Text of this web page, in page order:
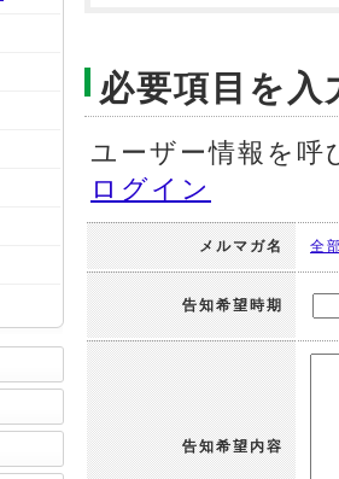
必要項目を
ユーザー情報を
ログイン
メルマガ名 全
告知希望時期
告知希望内容